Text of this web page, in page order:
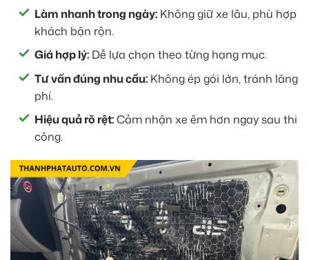
Làm nhanh trong ngày: Không giữ xe lâu, phù hợp
khách bận rộn.
Giá hợp lý: Dễ lựa chọn theo từng hạng mục.
Tư vấn đúng nhu cầu: Không ép gói lớn, tránh lãng
phí.
Hiệu quả rõ rệt:Cảm nhận xe êm hơn ngay sau thi
công.